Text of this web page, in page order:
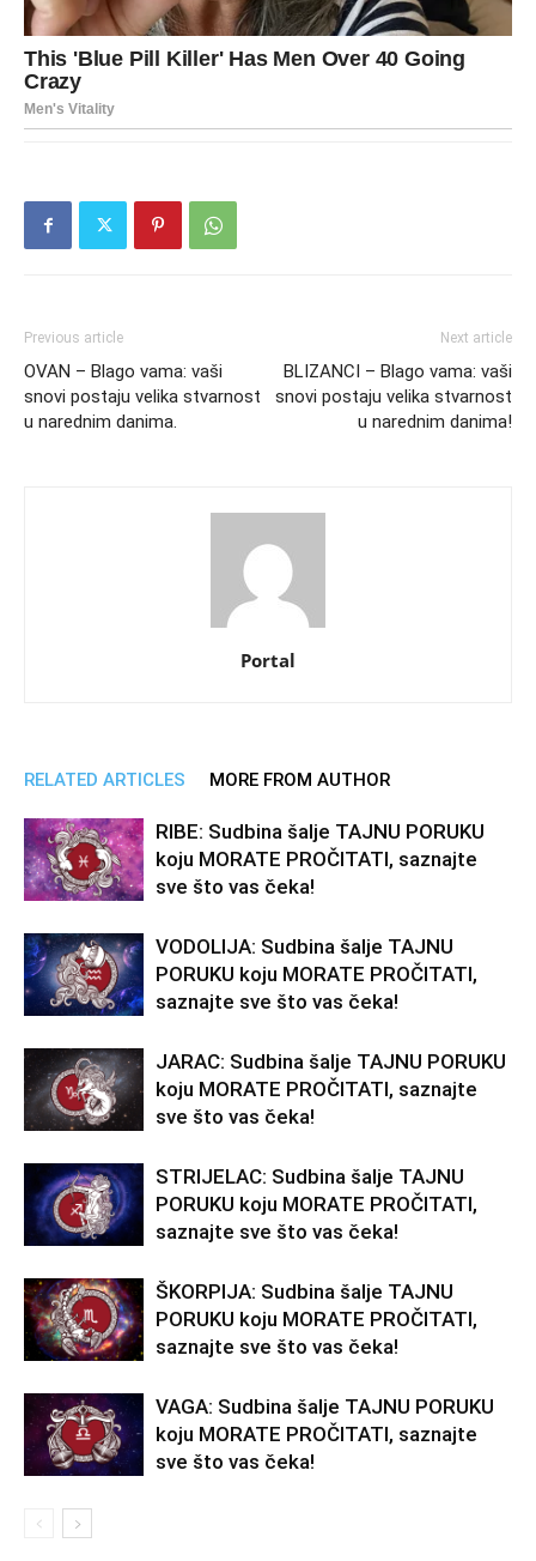
Previous article
OVAN – Blago vama: vaši
snovi postaju velika stvarnost
u narednim danima.
Next article
BLIZANCI – Blago vama: vaši
snovi postaju velika stvarnost
u narednim danima!
Portal
RELATED ARTICLES MORE FROM AUTHOR
RIBE: Sudbina šalje TAJNU PORUKU
koju MORATE PROČITATI, saznajte
sve što vas čeka!
VODOLIJA: Sudbina šalje TAJNU
PORUKU koju MORATE PROČITATI,
saznajte sve što vas čeka!
JARAC: Sudbina šalje TAJNU PORUKU
koju MORATE PROČITATI, saznajte
sve što vas čeka!
STRIJELAC: Sudbina šalje TAJNU
PORUKU koju MORATE PROČITATI,
saznajte sve što vas čeka!
ŠKORPIJA: Sudbina šalje TAJNU
PORUKU koju MORATE PROČITATI,
saznajte sve što vas čeka!
VAGA: Sudbina šalje TAJNU PORUKU
koju MORATE PROČITATI, saznajte
sve što vas čeka!